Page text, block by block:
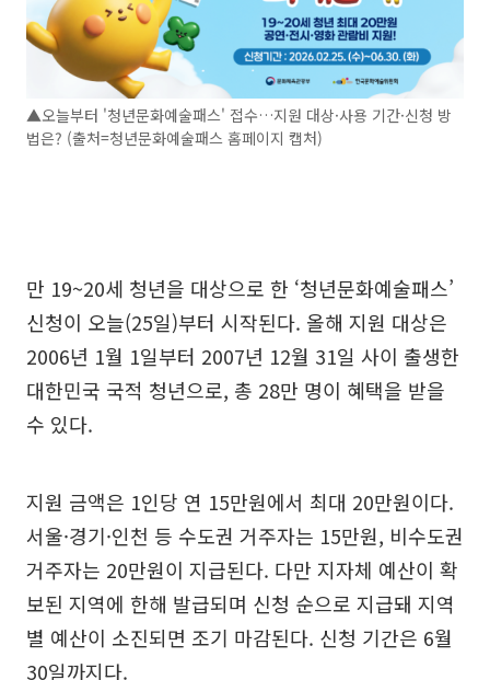
▲오늘부터 '청년문화예술패스' 접수…지원 대상·사용 기간·신청 방
법은? (출처=청년문화예술패스 홈페이지 캡처)
만 19~20세 청년을 대상으로 한 ‘청년문화예술패스’
신청이 오늘(25일)부터 시작된다. 올해 지원 대상은
2006년 1월 1일부터 2007년 12월 31일 사이 출생한
대한민국 국적 청년으로, 총 28만 명이 혜택을 받을
수 있다.
지원 금액은 1인당 연 15만원에서 최대 20만원이다.
서울·경기·인천 등 수도권 거주자는 15만원, 비수도권
거주자는 20만원이 지급된다. 다만 지자체 예산이 확
보된 지역에 한해 발급되며 신청 순으로 지급돼 지역
별 예산이 소진되면 조기 마감된다. 신청 기간은 6월
30일까지다.